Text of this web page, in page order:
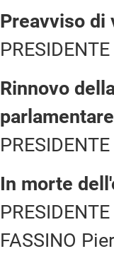
Preavviso di
Rinnovo
In morte
FASSINO